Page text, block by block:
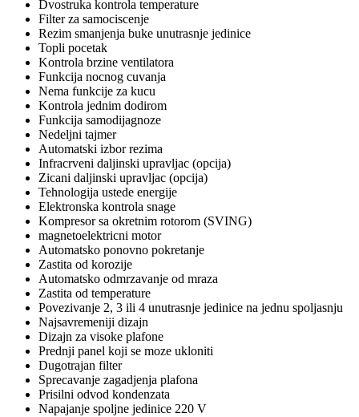
Dvostruka kontrola temperature
Filter za samociscenje
Rezim smanjenja buke unutrasnje jedinice
Topli pocetak
Kontrola brzine ventilatora
Funkcija nocnog cuvanja
Nema funkcije za kucu
Kontrola jednim dodirom
Funkcija samodijagnoze
Nedeljni tajmer
Automatski izbor rezima
Infracrveni daljinski upravljac (opcija)
Zicani daljinski upravljac (opcija)
Tehnologija ustede energije
Elektronska kontrola snage
Kompresor sa okretnim rotorom (SVING)
magnetoelektricni motor
Automatsko ponovno pokretanje
Zastita od korozije
Automatsko odmrzavanje od mraza
Zastita od temperature
Povezivanje 2, 3 ili 4 unutrasnje jedinice na jednu spoljasnju
Najsavremeniji dizajn
Dizajn za visoke plafone
Prednji panel koji se moze ukloniti
Dugotrajan filter
Sprecavanje zagadjenja plafona
Prisilni odvod kondenzata
Napajanje spoljne jedinice 220 V